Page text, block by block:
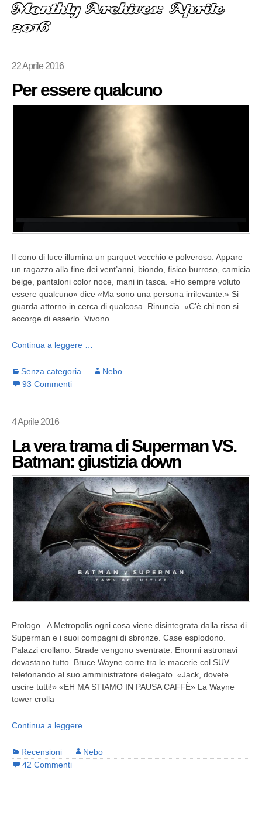
Monthly Archives: Aprile
2016
22 Aprile 2016
Per essere qualcuno
Il cono di luce illumina un parquet vecchio e polveroso. Appare
un ragazzo alla fine dei vent’anni, biondo, fisico burroso, camicia
beige, pantaloni color noce, mani in tasca. «Ho sempre voluto
essere qualcuno» dice «Ma sono una persona irrilevante.» Si
guarda attorno in cerca di qualcosa. Rinuncia. «C’è chi non si
accorge di esserlo. Vivono
Continua a leggere …
Senza categoria
Nebo
93 Commenti
4 Aprile 2016
La vera trama di Superman VS.
Batman: giustizia down
Prologo A Metropolis ogni cosa viene disintegrata dalla rissa di
Superman e i suoi compagni di sbronze. Case esplodono.
Palazzi crollano. Strade vengono sventrate. Enormi astronavi
devastano tutto. Bruce Wayne corre tra le macerie col SUV
telefonando al suo amministratore delegato. «Jack, dovete
uscire tutti!» «EH MA STIAMO IN PAUSA CAFFÈ» La Wayne
tower crolla
Continua a leggere …
Recensioni
Nebo
42 Commenti